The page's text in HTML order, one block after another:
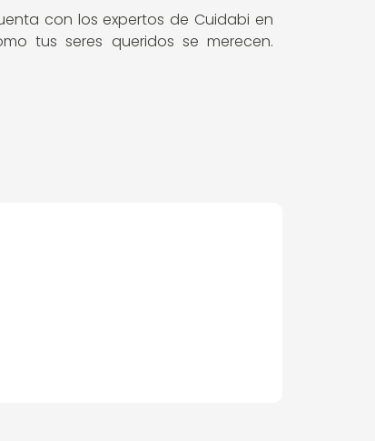
con los expertos de Cuidabi en
tus seres queridos se merecen.